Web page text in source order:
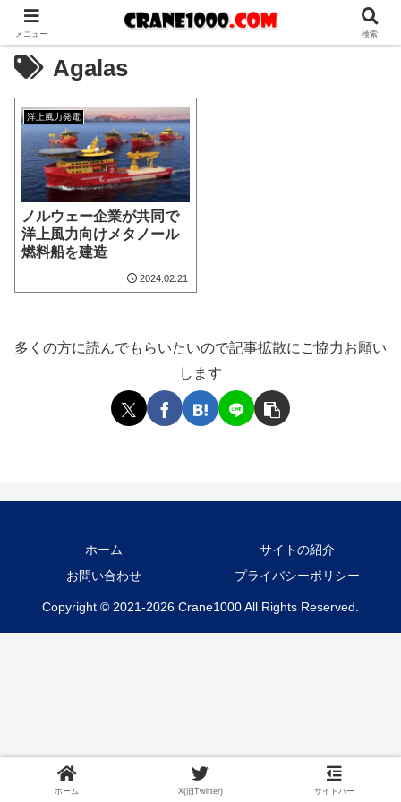
Agalas
洋上風力発電
ノルウェー企業が共同で
洋上風力向けメタノール
燃料船を建造
2024.02.21
多くの方に読んでもらいたいので記事拡散にご協力お願い
します
ホーム
サイトの紹介
お問い合わせ
プライバシーポリシー
Copyright © 2021-2026 Crane1000 All Rights Reserved.
メニュー 検索
ホーム X(旧Twitter) サイドバー